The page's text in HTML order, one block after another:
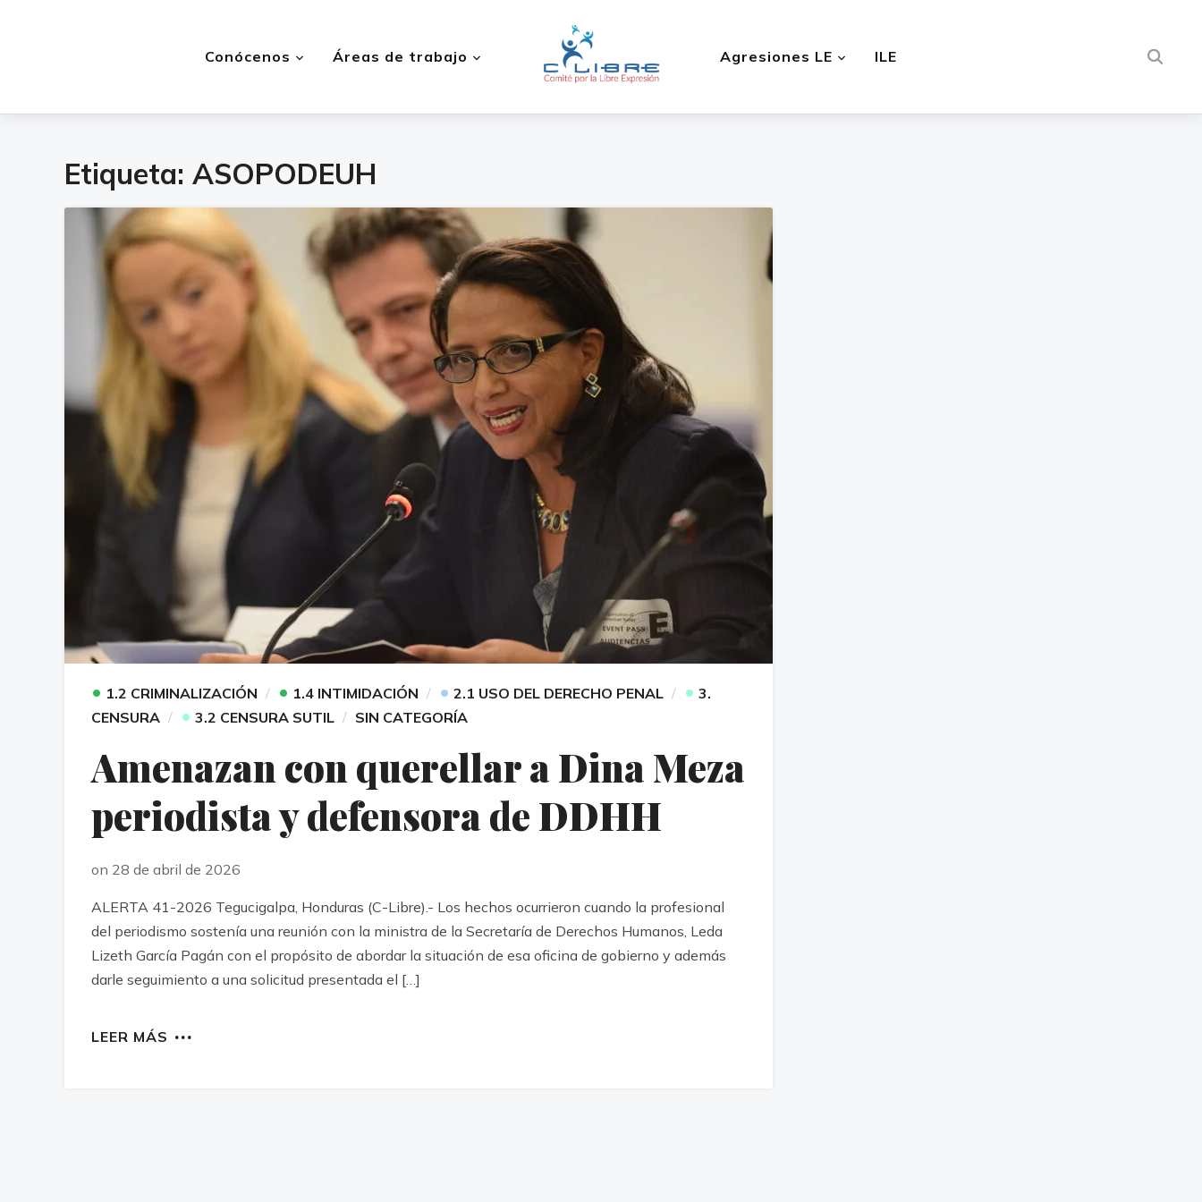
Conócenos Áreas de trabajo Agresiones LE ILE
Etiqueta: ASOPODEUH
• 1.2 CRIMINALIZACIÓN • 1.4 INTIMIDACIÓN • 2.1 USO DEL DERECHO PENAL • 3.
CENSURA
• 3.2 CENSURA SUTIL SIN CATEGORÍA
Amenazan con querellar a Dina Meza
periodista y defensora de DDHH
on 28 de abril de 2026
ALERTA 41-2026 Tegucigalpa, Honduras (C-Libre).- Los hechos ocurrieron cuando la profesional
del periodismo sostenía una reunión con la ministra de la Secretaría de Derechos Humanos, Leda
Lizeth García Pagán con el propósito de abordar la situación de esa oficina de gobierno y además
darle seguimiento a una solicitud presentada el […]
LEER MÁS